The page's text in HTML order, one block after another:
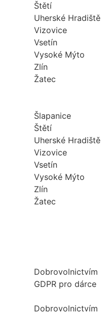
Štětí
Uherské Hradiště
Vizovice
Vsetín
Vysoké Mýto
Zlín
Žatec
Šlapanice
Štětí
Uherské Hradiště
Vizovice
Vsetín
Vysoké Mýto
Zlín
Žatec
Dobrovolnictvím
GDPR pro dárce
Dobrovolnictvím